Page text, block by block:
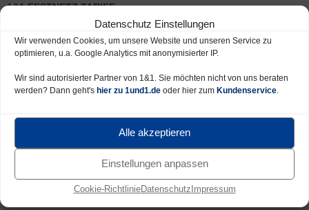
Datenschutz Einstellungen
Wir verwenden Cookies, um unsere Website und unseren Service zu
optimieren, u.a. Google Analytics mit anonymisierter IP.
Wir sind autorisierter Partner von 1&1. Sie möchten nicht von uns beraten
werden? Dann geht's hier zu 1und1.de oder hier zum Kundenservice
Alle akzeptieren
Einstellungen anpassen
Cookie-RichtlinieDatenschutzImpressum
1&1 FESTNETZ TARIFE
DSL / VDSL, Telefon und TV Tarife
1&1 Verfügbarkeit prüfen
Verfügbarkeit online prüfen
Verfügbarkeit schriftliche Anfrage
1&1 DSL und Telefon Tarife
1&1 VDSL und Telefon Tarife